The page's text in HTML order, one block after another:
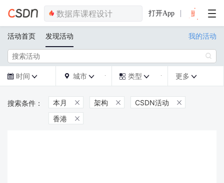
打开App
活动首页 发现活动 我的活动

 时间   城市   类型  更多 
本月  架构  CSDN活动 
香港 